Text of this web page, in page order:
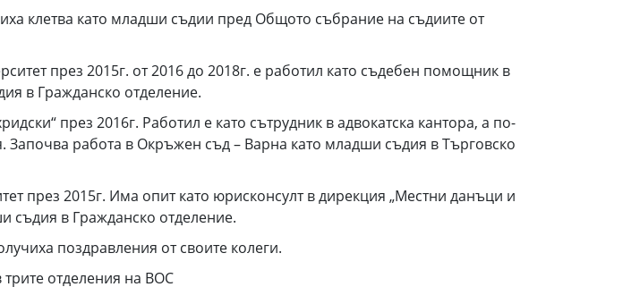
клетва като младши съдии пред Общото събрание на съдиите от
през 2015г. от 2016 до 2018г. е работил като съдебен помощник в
в Гражданско отделение.
през 2016г. Работил е като сътрудник в адвокатска кантора, а по-
работа в Окръжен съд – Варна като младши съдия в Търговско
през 2015г. Има опит като юрисконсулт в дирекция „Местни данъци и
в Гражданско отделение.
поздравления от своите колеги.
отделения на ВОС